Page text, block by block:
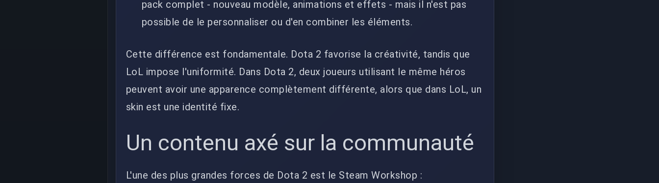
pack complet - nouveau modèle, animations et effets - mais il n'est pas
possible de le personnaliser ou d'en combiner les éléments.
Cette différence est fondamentale. Dota 2 favorise la créativité, tandis que
LoL impose l'uniformité. Dans Dota 2, deux joueurs utilisant le même héros
peuvent avoir une apparence complètement différente, alors que dans LoL, un
skin est une identité fixe.
Un contenu axé sur la communauté
L'une des plus grandes forces de Dota 2 est le Steam Workshop :